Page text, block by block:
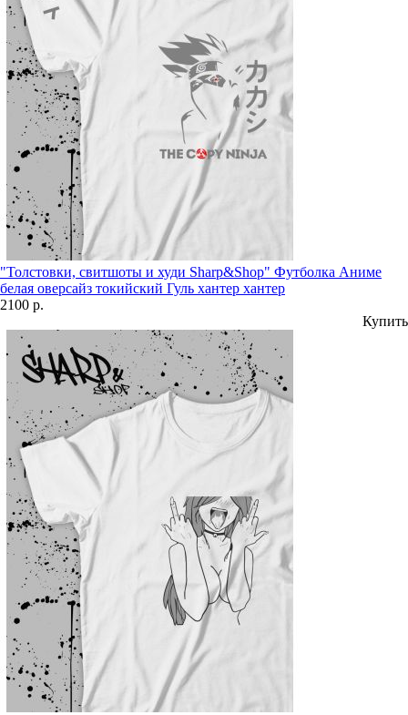
"Толстовки, свитшоты и худи Sharp&Shop" Футболка Аниме
белая оверсайз токийский Гуль хантер хантер
2100 р.
Купить